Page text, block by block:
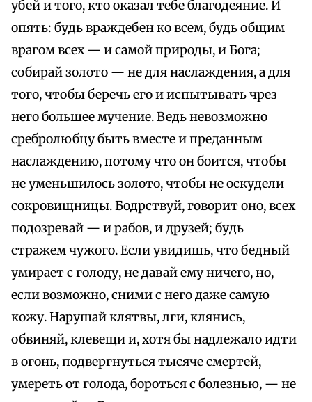
убей и того, кто оказал тебе благодеяние. И
опять: будь враждебен ко всем, будь общим
врагом всех — и самой природы, и Бога;
собирай золото — не для наслаждения, а для
того, чтобы беречь его и испытывать чрез
него большее мучение. Ведь невозможно
сребролюбцу быть вместе и преданным
наслаждению, потому что он боится, чтобы
не уменьшилось золото, чтобы не оскудели
сокровищницы. Бодрствуй, говорит оно, всех
подозревай — и рабов, и друзей; будь
стражем чужого. Если увидишь, что бедный
умирает с голоду, не давай ему ничего, но,
если возможно, сними с него даже самую
кожу. Нарушай клятвы, лги, клянись,
обвиняй, клевещи и, хотя бы надлежало идти
в огонь, подвергнуться тысяче смертей,
умереть от голода, бороться с болезнью, — не